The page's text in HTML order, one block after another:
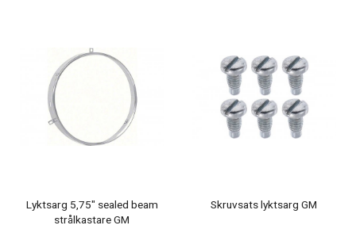
Lyktsarg 5,75" sealed beam
strålkastare GM
Skruvsats lyktsarg GM